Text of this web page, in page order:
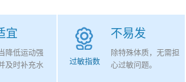
宜
降低运动强
及时补充水
不易发
过敏指数
除特殊体质，无需担
心过敏问题。